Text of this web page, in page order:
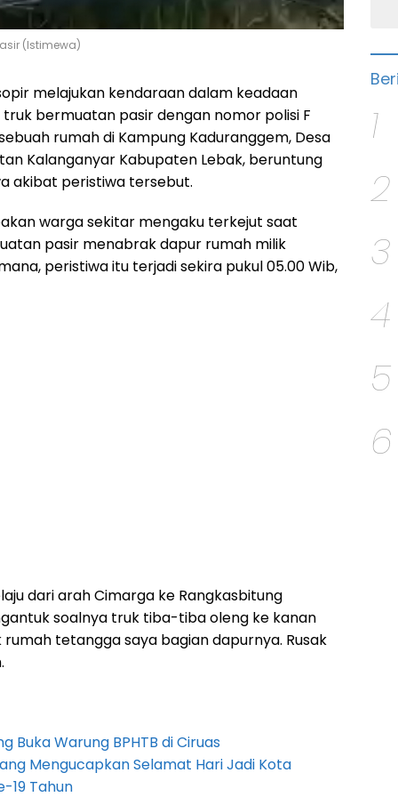
(Istimewa)
melajukan kendaraan dalam keadaan
bermuatan pasir dengan nomor polisi F
rumah di Kampung Kaduranggem, Desa
Kalanganyar Kabupaten Lebak, beruntung
akibat peristiwa tersebut.
warga sekitar mengaku terkejut saat
pasir menabrak dapur rumah milik
peristiwa itu terjadi sekira pukul 05.00 Wib,
dari arah Cimarga ke Rangkasbitung
soalnya truk tiba-tiba oleng ke kanan
tetangga saya bagian dapurnya. Rusak
Buka Warung BPHTB di Ciruas
Mengucapkan Selamat Hari Jadi Kota
19 Tahun
1
2
3
4
5
6